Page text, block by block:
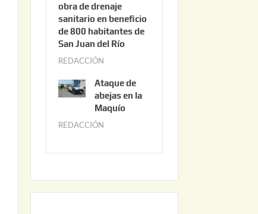
6
o
3
0
0
2
6
obra de drenaje
sanitario en beneficio
de 800 habitantes de
San Juan del Río
REDACCIÓN
n
i
0
2
Ataque de
abejas en la
Maquío
REDACCIÓN
y